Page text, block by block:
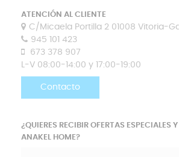
ATENCIÓN AL CLIENTE
C/Micaela Portilla 2 01008 Vitoria-
945 101 423
673 378 907
L-V 08:00-14:00 y 17:00-19:00
Contacto
¿QUIERES RECIBIR OFERTAS ESPECIALES
ANAKEL HOME?